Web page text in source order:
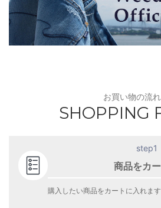
お買い物の流れ
SHOPPING
step1
商品をカ
購入したい商品をカートに入れます